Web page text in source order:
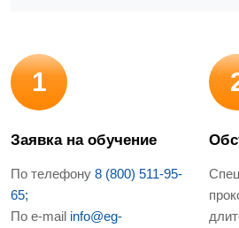
1
Заявка на обучение
По телефону 8 (800) 511-95-
65;
По e-mail info@eg-